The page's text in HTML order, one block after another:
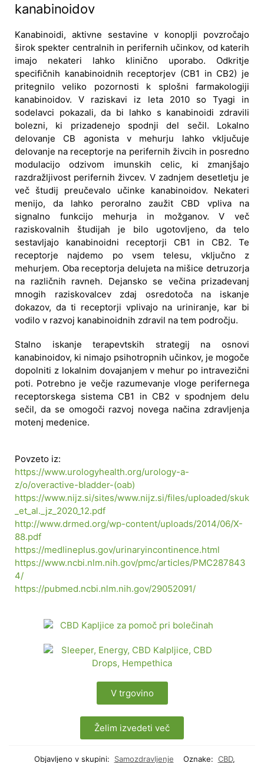
kanabinoidov
Kanabinoidi, aktivne sestavine v konoplji povzročajo
širok spekter centralnih in perifernih učinkov, od katerih
imajo nekateri lahko klinično uporabo. Odkritje
specifičnih kanabinoidnih receptorjev (CB1 in CB2) je
pritegnilo veliko pozornosti k splošni farmakologiji
kanabinoidov. V raziskavi iz leta 2010 so Tyagi in
sodelavci pokazali, da bi lahko s kanabinoidi zdravili
bolezni, ki prizadenejo spodnji del sečil. Lokalno
delovanje CB agonista v mehurju lahko vključuje
delovanje na receptorje na perifernih živcih in posredno
modulacijo odzivom imunskih celic, ki zmanjšajo
razdražljivost perifernih živcev. V zadnjem desetletju je
več študij preučevalo učinke kanabinoidov. Nekateri
menijo, da lahko peroralno zaužit CBD vpliva na
signalno funkcijo mehurja in možganov. V več
raziskovalnih študijah je bilo ugotovljeno, da telo
sestavljajo kanabinoidni receptorji CB1 in CB2. Te
receptorje najdemo po vsem telesu, vključno z
mehurjem. Oba receptorja delujeta na mišice detruzorja
na različnih ravneh. Dejansko se večina prizadevanj
mnogih raziskovalcev zdaj osredotoča na iskanje
dokazov, da ti receptorji vplivajo na uriniranje, kar bi
vodilo v razvoj kanabinoidnih zdravil na tem področju.
Stalno iskanje terapevtskih strategij na osnovi
kanabinoidov, ki nimajo psihotropnih učinkov, je mogoče
dopolniti z lokalnim dovajanjem v mehur po intravezični
poti. Potrebno je večje razumevanje vloge perifernega
receptorskega sistema CB1 in CB2 v spodnjem delu
sečil, da se omogoči razvoj novega načina zdravljenja
motenj medenice.
Povzeto iz:
https://www.urologyhealth.org/urology-a-
z/o/overactive-bladder-(oab)
https://www.nijz.si/sites/www.nijz.si/files/uploaded/skuk
_et_al._jz_2020_12.pdf
http://www.drmed.org/wp-content/uploads/2014/06/X-
88.pdf
https://medlineplus.gov/urinaryincontinence.html
https://www.ncbi.nlm.nih.gov/pmc/articles/PMC287843
4/
https://pubmed.ncbi.nlm.nih.gov/29052091/
V trgovino
Želim izvedeti več
Objavljeno v skupini: Samozdravljenje Oznake: CBD,